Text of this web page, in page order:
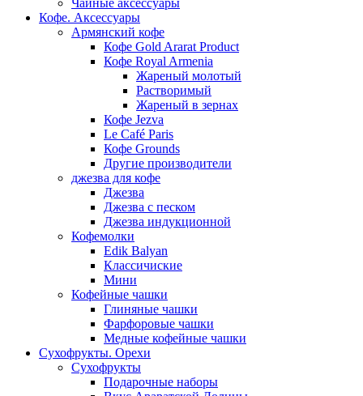
Чайные аксессуары
Кофе. Аксессуары
Армянский кофе
Кофе Gold Ararat Product
Кофе Royal Armenia
Жареный молотый
Растворимый
Жареный в зернах
Кофе Jezva
Le Café Paris
Кофе Grounds
Другие производители
джезва для кофе
Джезва
Джезва с песком
Джезва индукционной
Кофемолки
Edik Balyan
Классичиские
Мини
Кофейные чашки
Глиняные чашки
Фарфоровые чашки
Медные кофейные чашки
Сухофрукты. Орехи
Сухофрукты
Подарочные наборы